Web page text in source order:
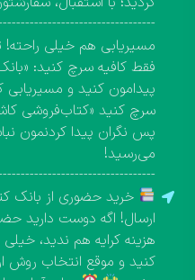
مسیریابی هم خیلی
فقط کافیه سرچ کنید:
پیدامون کنید و
سرچ کنید «کتاب‌فروشی
پس نگران پیدا کردنمون
می‌رسید!
خرید حضوری از بانک
ارسال! اگه دوست دارید
هزینه کرایه هم ندید،
کنید و موقع انتخاب روش